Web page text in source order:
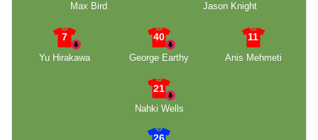
Max Bird
Jason Knight
7
Yu Hirakawa
40
George Earthy
11
Anis Mehmeti
21
Nahki Wells
26